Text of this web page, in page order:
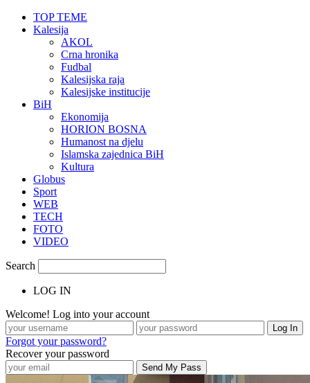
TOP TEME
Kalesija
AKOL
Crna hronika
Fudbal
Kalesijska raja
Kalesijske institucije
BiH
Ekonomija
HORION BOSNA
Humanost na djelu
Islamska zajednica BiH
Kultura
Globus
Sport
WEB
TECH
FOTO
VIDEO
Search
LOG IN
Welcome! Log into your account
Forgot your password?
Recover your password